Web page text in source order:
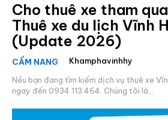
Cho thuê xe tham
Thuê xe du lịch Vĩnh
(Update 2026)
CẨM NANG
Khamphavinhhy
Nếu bạn đang tìm kiếm dịch vụ thuê xe
ngay đến 0934 113 464. Chúng tôi là...